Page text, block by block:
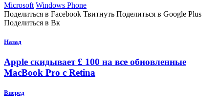
Microsoft Windows Phone
Поделиться в Facebook Твитнуть Поделиться в Google Plus
Поделиться в Вк
Назад
Apple скидывает £ 100 на все обновленные
MacBook Pro с Retina
Вперед